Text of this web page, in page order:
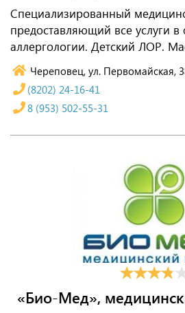
Специализированный
предоставляющий все услуги в
аллергологии. Детский ЛОР.
Череповец, ул. Первомайская,
(8202) 24-16-41
8 (953) 502-55-31
«Био-Мед»,